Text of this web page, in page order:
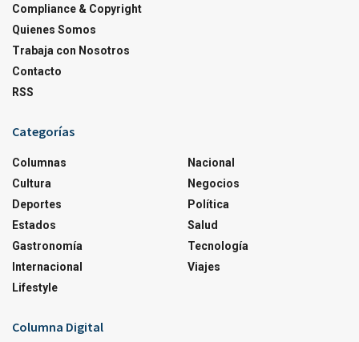
Compliance & Copyright
Quienes Somos
Trabaja con Nosotros
Contacto
RSS
Categorías
Columnas
Cultura
Deportes
Estados
Gastronomía
Internacional
Lifestyle
Nacional
Negocios
Política
Salud
Tecnología
Viajes
Columna Digital